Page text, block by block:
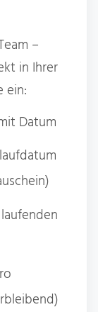
–
in Ihrer
ein:
Datum